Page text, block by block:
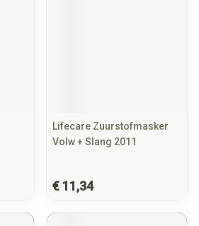
Lifecare Zuurstofmasker
Volw + Slang 2011
€ 11,34